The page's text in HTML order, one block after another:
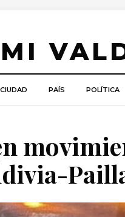
MI
CIUDAD PAÍS POLÍTICA